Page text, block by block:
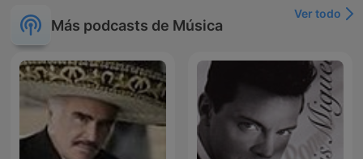
Más podcasts de Música
Ver todo